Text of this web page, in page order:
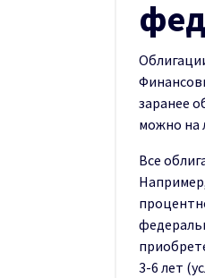
заранее
можно на
Все
3-6 лет